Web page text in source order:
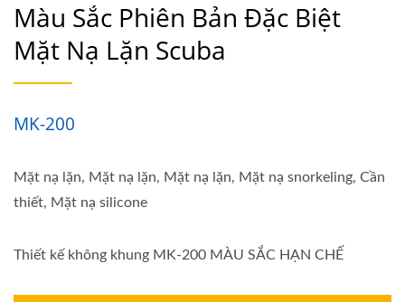
Màu Sắc Phiên Bản Đặc Biệt
Mặt Nạ Lặn Scuba
MK-200
Mặt nạ lặn, Mặt nạ lặn, Mặt nạ lặn, Mặt nạ snorkeling, Cần
thiết, Mặt nạ silicone
Thiết kế không khung MK-200 MÀU SẮC HẠN CHẾ